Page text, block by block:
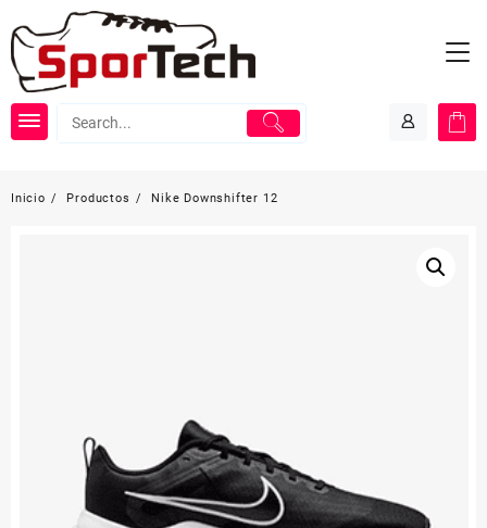
al
contenido
Inicio Productos Nike Downshifter 12